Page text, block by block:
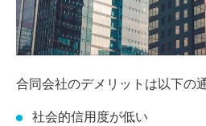
合同会社のデメリットは以下の
社会的信用度が低い